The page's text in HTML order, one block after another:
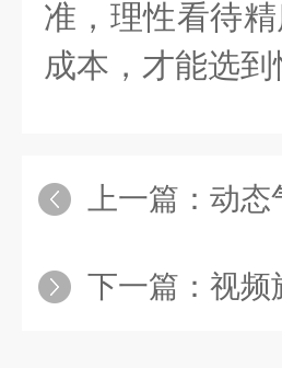
准，理性看待
成本，才能选
上一篇： 动态
下一篇： 视频